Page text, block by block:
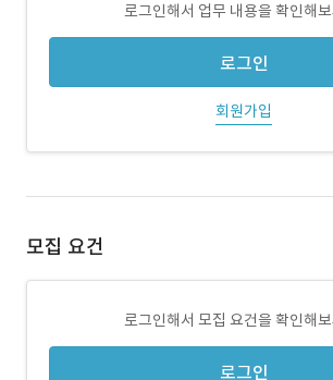
로그인해서 업무 내용을 확인해
로그인
회원가입
모집 요건
로그인해서 모집 요건을 확인해
로그인